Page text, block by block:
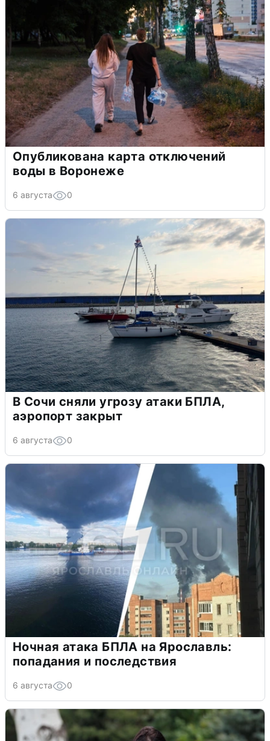
Опубликована карта отключений
воды в Воронеже
6 августа 0
В Сочи сняли угрозу атаки БПЛА,
аэропорт закрыт
6 августа 0
Ночная атака БПЛА на Ярославль:
попадания и последствия
6 августа 0